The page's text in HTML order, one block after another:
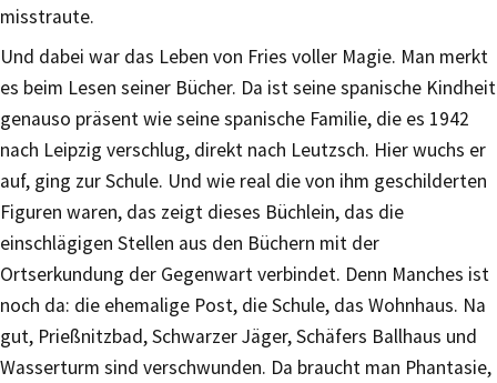
misstraute.
Und dabei war das Leben von Fries voller Magie. Man merkt
es beim Lesen seiner Bücher. Da ist seine spanische Kindheit
genauso präsent wie seine spanische Familie, die es 1942
nach Leipzig verschlug, direkt nach Leutzsch. Hier wuchs er
auf, ging zur Schule. Und wie real die von ihm geschilderten
Figuren waren, das zeigt dieses Büchlein, das die
einschlägigen Stellen aus den Büchern mit der
Ortserkundung der Gegenwart verbindet. Denn Manches ist
noch da: die ehemalige Post, die Schule, das Wohnhaus. Na
gut, Prießnitzbad, Schwarzer Jäger, Schäfers Ballhaus und
Wasserturm sind verschwunden. Da braucht man Phantasie,